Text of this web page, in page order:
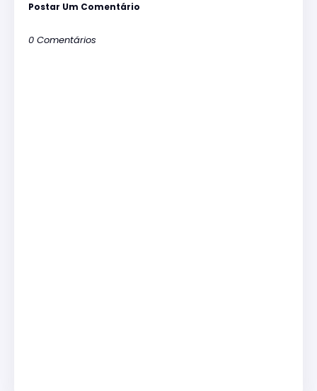
Postar Um Comentário
0 Comentários